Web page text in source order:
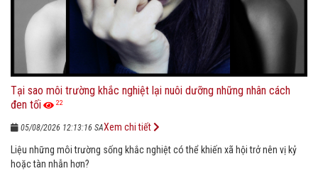
Tại sao môi trường khắc nghiệt lại nuôi dưỡng những nhân cách
đen tối
22
05/08/2026 12:13:16 SA
Liệu những môi trường sống khắc nghiệt có thể khiến xã hội trở nên vị kỷ
hoặc tàn nhẫn hơn?
Xem chi tiết